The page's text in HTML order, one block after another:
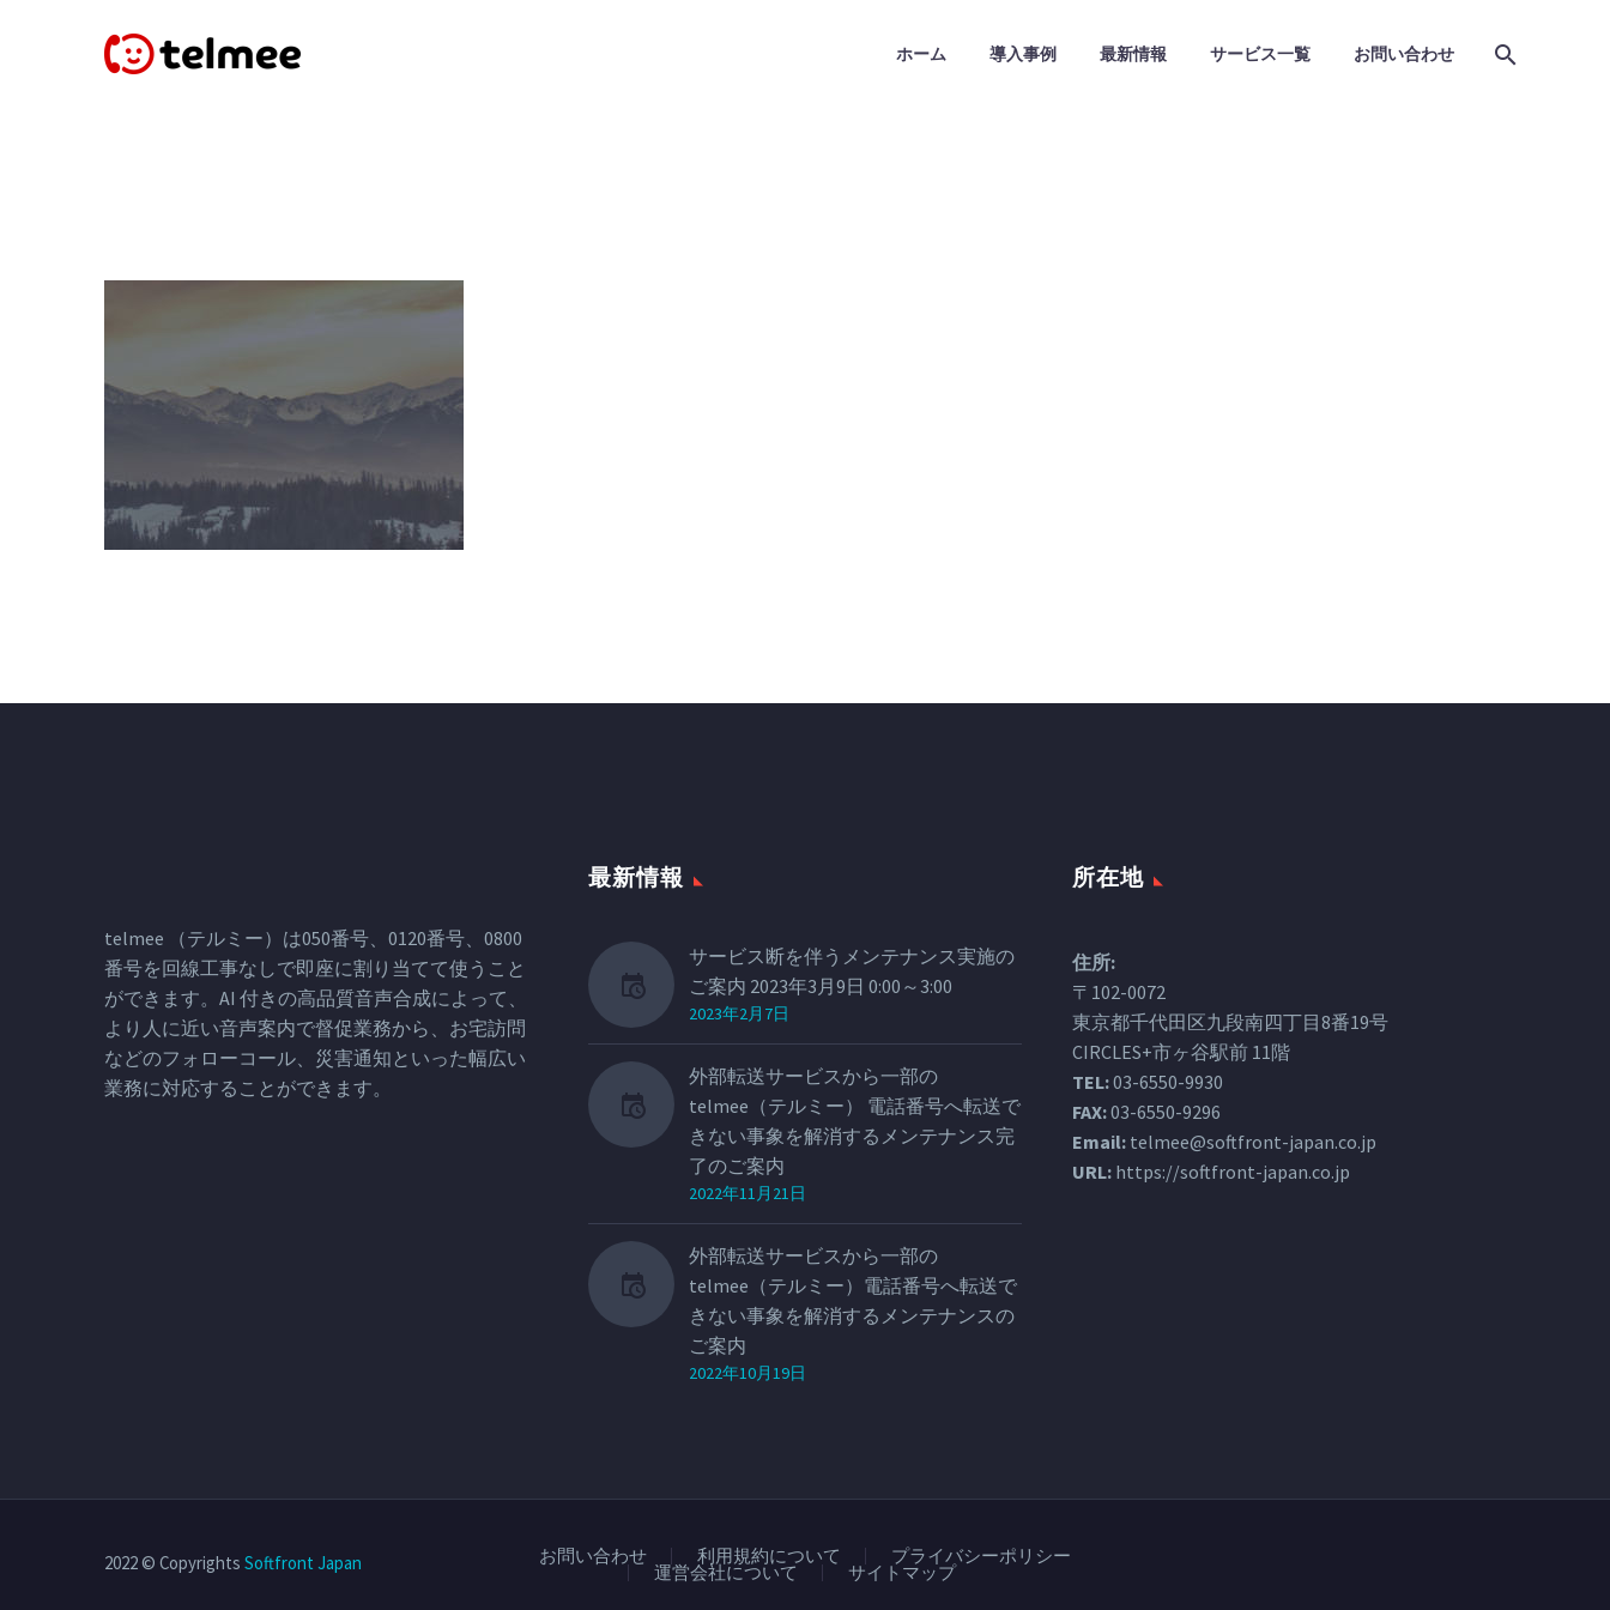
ホーム 導入事例 最新情報 サービス一覧 お問い合わせ
telmee （テルミー）は050番号、0120番号、0800
番号を回線工事なしで即座に割り当てて使うこと
ができます。AI 付きの高品質音声合成によって、
より人に近い音声案内で督促業務から、お宅訪問
などのフォローコール、災害通知といった幅広い
業務に対応することができます。
最新情報
サービス断を伴うメンテナンス実施の
ご案内 2023年3月9日 0:00～3:00
2023年2月7日
外部転送サービスから一部の
telmee（テルミー） 電話番号へ転送で
きない事象を解消するメンテナンス完
了のご案内
2022年11月21日
外部転送サービスから一部の
telmee（テルミー）電話番号へ転送で
きない事象を解消するメンテナンスの
ご案内
2022年10月19日
所在地
住所:
〒102-0072
東京都千代田区九段南四丁目8番19号
CIRCLES+市ヶ谷駅前 11階
TEL:03-6550-9930
FAX:03-6550-9296
Email: telmee@softfront-japan.co.jp
URL: https://softfront-japan.co.jp
お問い合わせ 利用規約について プライバシーポリシー
運営会社について サイトマップ
2022 © Copyrights Softfront Japan